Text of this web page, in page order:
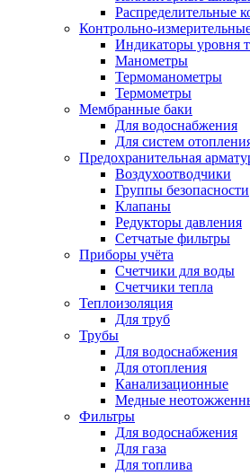
Распределительные
Контрольно-
Индикаторы уровня
Манометры
Термоманометры
Термометры
Мембранные баки
Для водоснабжения
Для систем
Предохранительная
Воздухоотводчики
Группы безопасности
Клапаны
Редукторы давления
Сетчатые фильтры
Приборы учёта
Счетчики для воды
Счетчики тепла
Теплоизоляция
Для труб
Трубы
Для водоснабжения
Для отопления
Канализационные
Медные
Фильтры
Для водоснабжения
Для газа
Для топлива